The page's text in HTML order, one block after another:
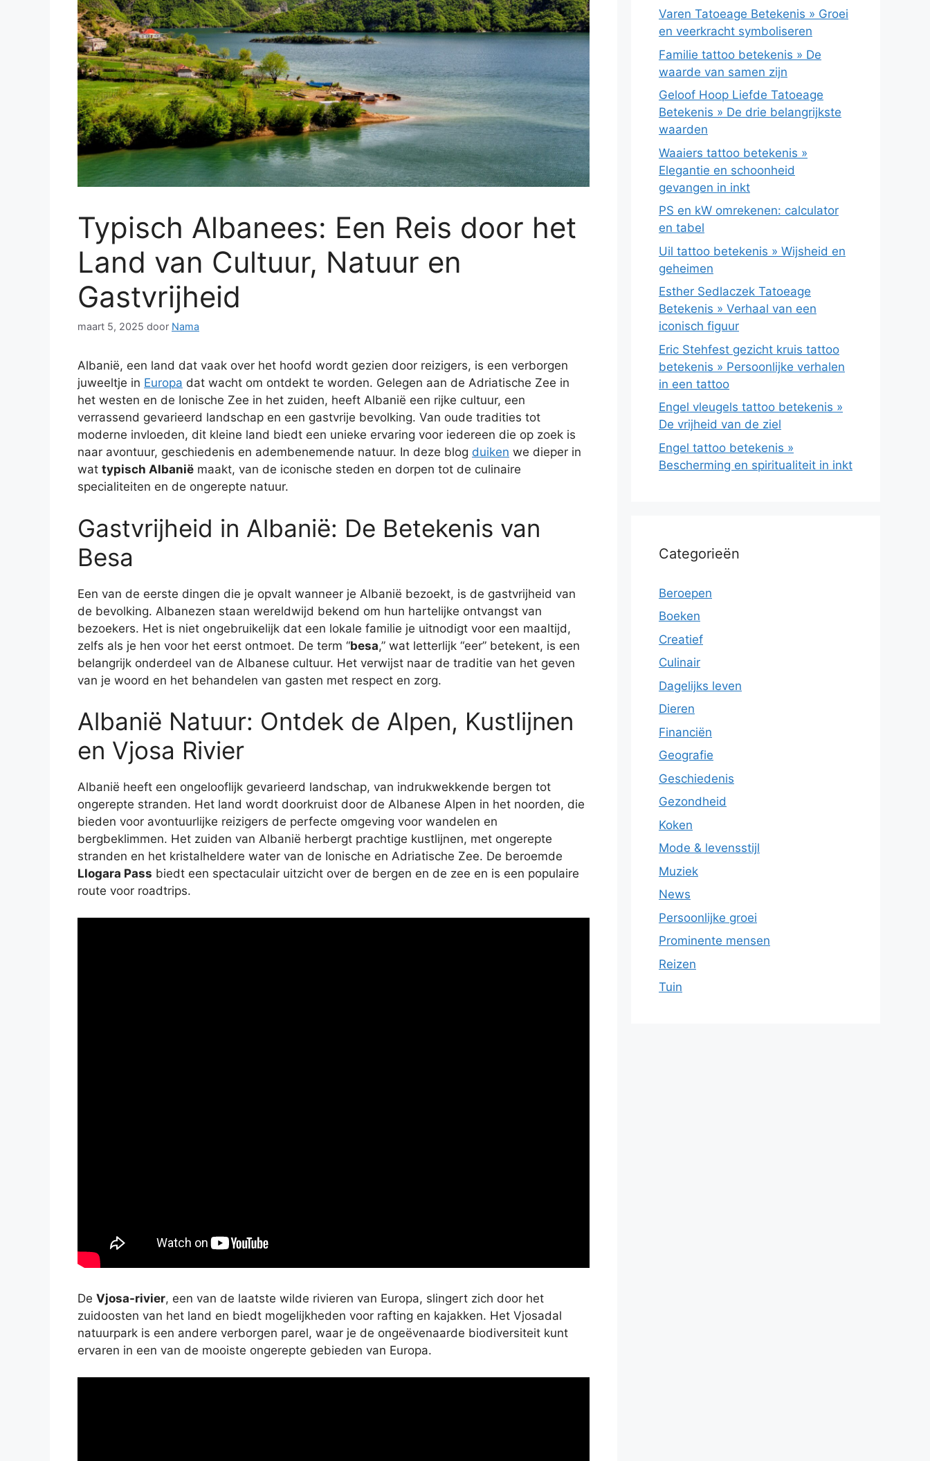
Typisch Albanees: Een Reis door het
Land van Cultuur, Natuur en
Gastvrijheid
maart 5, 2025 door Nama
Albanië, een land dat vaak over het hoofd wordt gezien door reizigers, is een verborgen
juweeltje in Europa dat wacht om ontdekt te worden. Gelegen aan de Adriatische Zee in
het westen en de Ionische Zee in het zuiden, heeft Albanië een rijke cultuur, een
verrassend gevarieerd landschap en een gastvrije bevolking. Van oude tradities tot
moderne invloeden, dit kleine land biedt een unieke ervaring voor iedereen die op zoek is
naar avontuur, geschiedenis en adembenemende natuur. In deze blog duiken we dieper in
wat typisch Albanië maakt, van de iconische steden en dorpen tot de culinaire
specialiteiten en de ongerepte natuur.
Gastvrijheid in Albanië: De Betekenis van
Besa
Een van de eerste dingen die je opvalt wanneer je Albanië bezoekt, is de gastvrijheid van
de bevolking. Albanezen staan wereldwijd bekend om hun hartelijke ontvangst van
bezoekers. Het is niet ongebruikelijk dat een lokale familie je uitnodigt voor een maaltijd,
zelfs als je hen voor het eerst ontmoet. De term “besa,” wat letterlijk “eer” betekent, is een
belangrijk onderdeel van de Albanese cultuur. Het verwijst naar de traditie van het geven
van je woord en het behandelen van gasten met respect en zorg.
Albanië Natuur: Ontdek de Alpen, Kustlijnen
en Vjosa Rivier
Albanië heeft een ongelooflijk gevarieerd landschap, van indrukwekkende bergen tot
ongerepte stranden. Het land wordt doorkruist door de Albanese Alpen in het noorden, die
bieden voor avontuurlijke reizigers de perfecte omgeving voor wandelen en
bergbeklimmen. Het zuiden van Albanië herbergt prachtige kustlijnen, met ongerepte
stranden en het kristalheldere water van de Ionische en Adriatische Zee. De beroemde
Llogara Pass biedt een spectaculair uitzicht over de bergen en de zee en is een populaire
route voor roadtrips.
De Vjosa-rivier, een van de laatste wilde rivieren van Europa, slingert zich door het
zuidoosten van het land en biedt mogelijkheden voor rafting en kajakken. Het Vjosadal
natuurpark is een andere verborgen parel, waar je de ongeëvenaarde biodiversiteit kunt
ervaren in een van de mooiste ongerepte gebieden van Europa.
Varen Tatoeage Betekenis » Groei
en veerkracht symboliseren
Familie tattoo betekenis » De
waarde van samen zijn
Geloof Hoop Liefde Tatoeage
Betekenis » De drie belangrijkste
waarden
Waaiers tattoo betekenis »
Elegantie en schoonheid
gevangen in inkt
PS en kW omrekenen: calculator
en tabel
Uil tattoo betekenis » Wijsheid en
geheimen
Esther Sedlaczek Tatoeage
Betekenis » Verhaal van een
iconisch figuur
Eric Stehfest gezicht kruis tattoo
betekenis » Persoonlijke verhalen
in een tattoo
Engel vleugels tattoo betekenis »
De vrijheid van de ziel
Engel tattoo betekenis »
Bescherming en spiritualiteit in inkt
Categorieën
Beroepen
Boeken
Creatief
Culinair
Dagelijks leven
Dieren
Financiën
Geografie
Geschiedenis
Gezondheid
Koken
Mode & levensstijl
Muziek
News
Persoonlijke groei
Prominente mensen
Reizen
Tuin